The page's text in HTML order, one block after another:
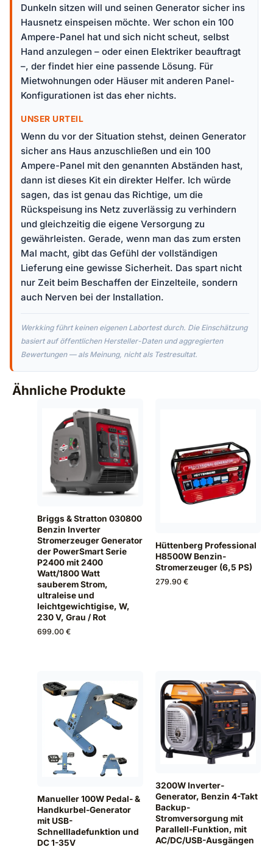
Dunkeln sitzen will und seinen Generator sicher ins
Hausnetz einspeisen möchte. Wer schon ein 100
Ampere-Panel hat und sich nicht scheut, selbst
Hand anzulegen – oder einen Elektriker beauftragt
–, der findet hier eine passende Lösung. Für
Mietwohnungen oder Häuser mit anderen Panel-
Konfigurationen ist das eher nichts.
UNSER URTEIL
Wenn du vor der Situation stehst, deinen Generator
sicher ans Haus anzuschließen und ein 100
Ampere-Panel mit den genannten Abständen hast,
dann ist dieses Kit ein direkter Helfer. Ich würde
sagen, das ist genau das Richtige, um die
Rückspeisung ins Netz zuverlässig zu verhindern
und gleichzeitig die eigene Versorgung zu
gewährleisten. Gerade, wenn man das zum ersten
Mal macht, gibt das Gefühl der vollständigen
Lieferung eine gewisse Sicherheit. Das spart nicht
nur Zeit beim Beschaffen der Einzelteile, sondern
auch Nerven bei der Installation.
Werkking führt keinen eigenen Labortest durch. Die Einschätzung
basiert auf öffentlichen Hersteller-Daten und aggregierten
Bewertungen — als Meinung, nicht als Testresultat.
Ähnliche Produkte
Briggs & Stratton 030800
Benzin Inverter
Stromerzeuger Generator
der PowerSmart Serie
P2400 mit 2400
Watt/1800 Watt
sauberem Strom,
ultraleise und
leichtgewichtigise, W,
230 V, Grau / Rot
699.00 €
Hüttenberg Professional
H8500W Benzin-
Stromerzeuger (6,5 PS)
279.90 €
Manueller 100W Pedal- &
Handkurbel-Generator
mit USB-
Schnellladefunktion und
DC 1-35V
3200W Inverter-
Generator, Benzin 4-Takt
Backup-
Stromversorgung mit
Parallell-Funktion, mit
AC/DC/USB-Ausgängen